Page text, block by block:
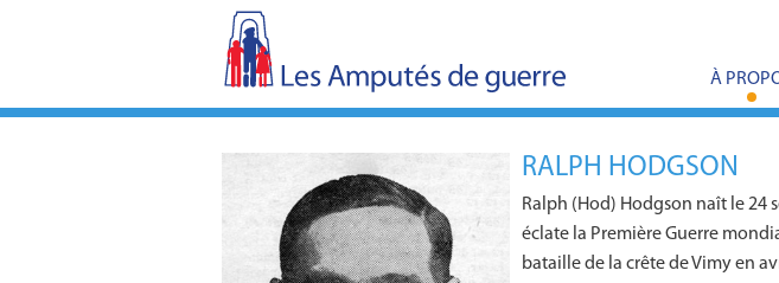
À
RALPH HODGSON
Ralph (Hod) Hodgson naît le 24
éclate la Première Guerre
bataille de la crête de Vimy en